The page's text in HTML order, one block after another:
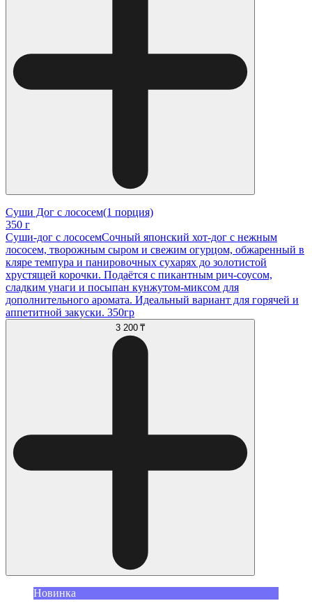
Суши Дог с лососем(1 порция)
350 г
Суши-дог с лососемСочный японский хот-дог с нежным
лососем, творожным сыром и свежим огурцом, обжаренный в
кляре темпура и панировочных сухарях до золотистой
хрустящей корочки. Подаётся с пикантным рич-соусом,
сладким унаги и посыпан кунжутом-миксом для
дополнительного аромата. Идеальный вариант для горячей и
аппетитной закуски. 350гр
3 200 ₸
Новинка